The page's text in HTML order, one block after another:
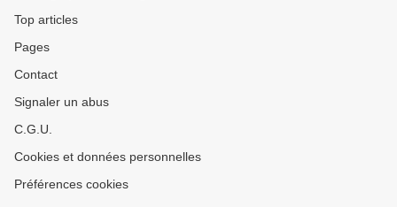
Top articles
Pages
Contact
Signaler un abus
C.G.U.
Cookies et données personnelles
Préférences cookies